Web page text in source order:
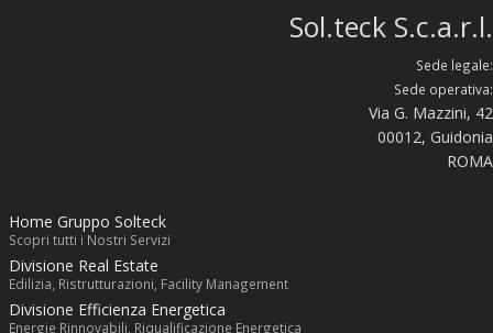
Sol.teck S.c.a.r.l.
Sede legale:
Sede operativa:
Via G. Mazzini, 42
00012, Guidonia
ROMA
Home Gruppo Solteck
Scopri tutti i Nostri Servizi
Divisione Real Estate
Edilizia, Ristrutturazioni, Facility Management
Divisione Efficienza Energetica
Energie Rinnovabili, Riqualificazione Energetica